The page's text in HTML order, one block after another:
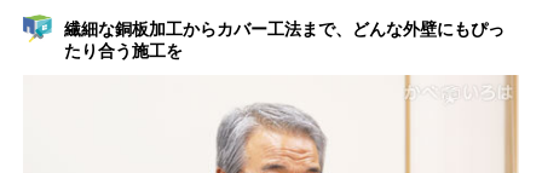
繊細な銅板加工からカバー工法まで、どんな外壁にもぴっ
たり合う施工を